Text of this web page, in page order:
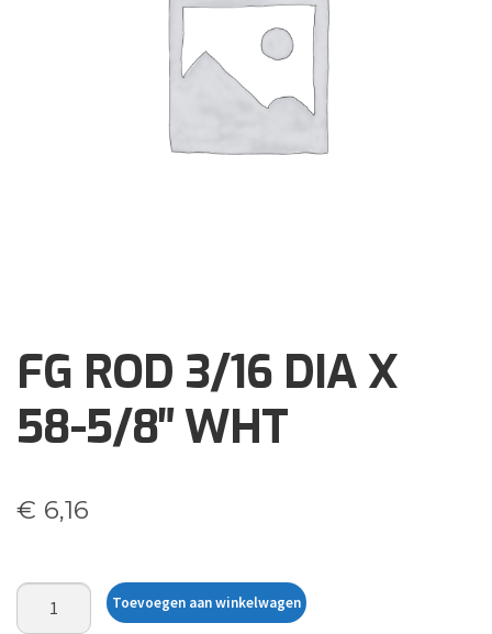
FG ROD 3/16 DIA X
58-5/8″ WHT
€ 6,16
FG
ROD
Toevoegen aan winkelwagen